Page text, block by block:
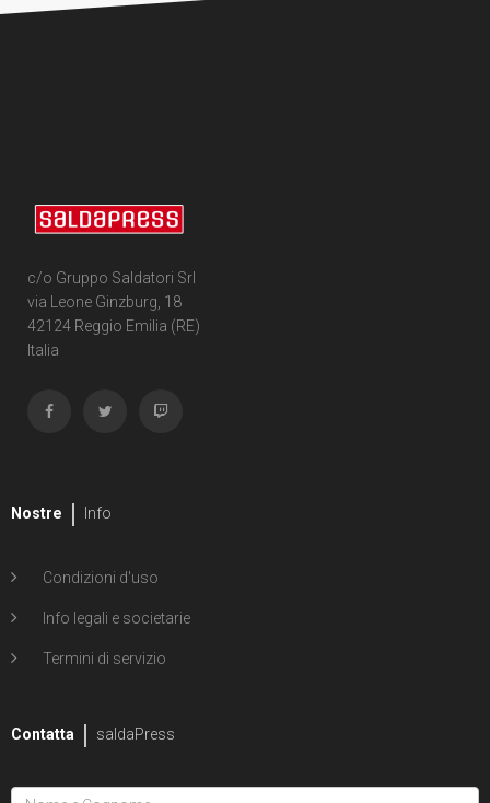
c/o Gruppo Saldatori Srl
via Leone Ginzburg, 18
42124 Reggio Emilia (RE)
Italia
Nostre Info
Condizioni d'uso
Info legali e societarie
Termini di servizio
Contatta saldaPress